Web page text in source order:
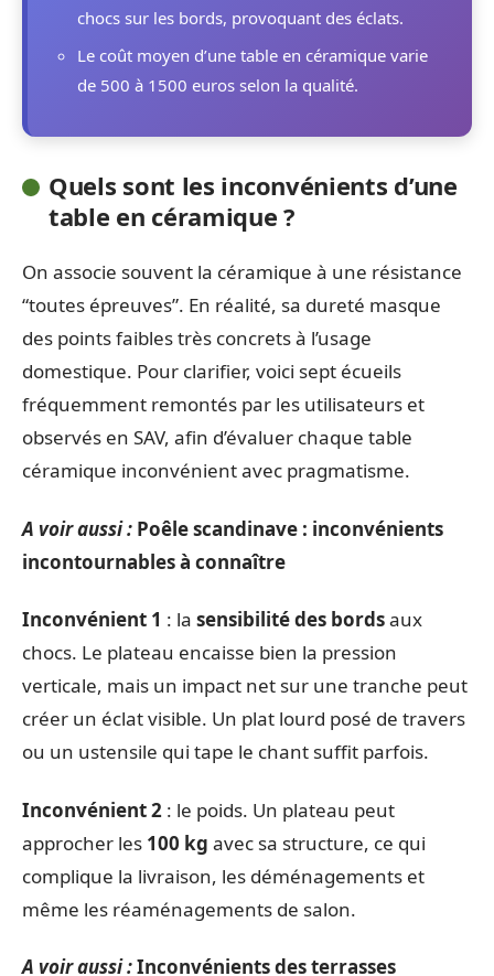
chocs sur les bords, provoquant des éclats.
Le coût moyen d’une table en céramique varie
de 500 à 1500 euros selon la qualité.
Quels sont les inconvénients d’une
table en céramique ?
On associe souvent la céramique à une résistance
“toutes épreuves”. En réalité, sa dureté masque
des points faibles très concrets à l’usage
domestique. Pour clarifier, voici sept écueils
fréquemment remontés par les utilisateurs et
observés en SAV, afin d’évaluer chaque table
céramique inconvénient avec pragmatisme.
A voir aussi : Poêle scandinave : inconvénients
incontournables à connaître
Inconvénient 1 : la sensibilité des bordsaux
chocs. Le plateau encaisse bien la pression
verticale, mais un impact net sur une tranche peut
créer un éclat visible. Un plat lourd posé de travers
ou un ustensile qui tape le chant suffit parfois.
Inconvénient 2 : le poids. Un plateau peut
approcher les 100 kg avec sa structure, ce qui
complique la livraison, les déménagements et
même les réaménagements de salon.
A voir aussi :Inconvénients des terrasses